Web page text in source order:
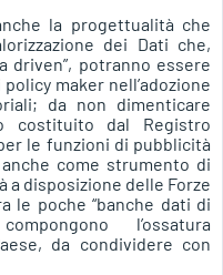
la progettualità che
dei Dati che,
driven”, potranno essere
maker nell’adozione
da non dimenticare
costituito dal Registro
le funzioni di pubblicità
come strumento di
a disposizione delle Forze
le poche “banche dati di
l’ossatura
da condividere con